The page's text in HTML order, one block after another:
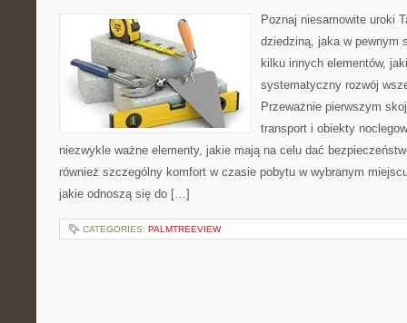
Poznaj niesamowite uroki
dziedziną, jaka w pewnym
kilku innych elementów,
systematyczny rozwój
Przeważnie pierwszym
transport i obiekty
niezwykle ważne elementy, jakie mają na celu dać
również szczególny komfort w czasie pobytu w wybranym
jakie odnoszą się do […]
CATEGORIES: PALMTREEVIEW